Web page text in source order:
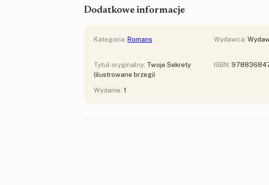
Dodatkowe informacje
Kategoria: Romans Wydawca:
Tytuł oryginalny: Twoje Sekrety
(ilustrowane brzegi)
ISBN:
Wydanie: 1